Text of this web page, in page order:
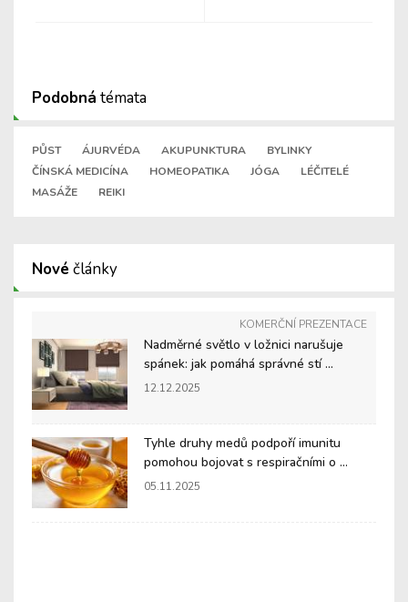
Podobná témata
PŮST ÁJURVÉDA AKUPUNKTURA
BYLINKY
ČÍNSKÁ MEDICÍNA
HOMEOPATIKA JÓGA
LÉČITELÉ
MASÁŽE
REIKI
Nové články
KOMERČNÍ PREZENTACE
Nadměrné světlo v ložnici narušuje
spánek: jak pomáhá správné stí ...
12.12.2025
Tyhle druhy medů podpoří imunitu
pomohou bojovat s respiračními o ...
05.11.2025